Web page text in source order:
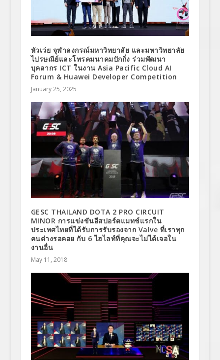
หัวเว่ย จุฬาลงกรณ์มหาวิทยาลัย และมหาวิทยาลัย
ไปรษณีย์และโทรคมนาคมปักกิ่ง ร่วมพัฒนา
บุคลากร ICT ในงาน Asia Pacific Cloud AI
Forum & Huawei Developer Competition
January 25, 2025
GESC THAILAND DOTA 2 PRO CIRCUIT
MINOR การแข่งขันอีสปอร์ตแมทช์แรกใน
ประเทศไทยที่ได้รับการรับรองจาก Valve ที่เราทุก
คนต่างรอคอย กับ 6 ไฮไลท์ที่คุณจะไม่ได้เจอใน
งานอื่น
May 11, 2018